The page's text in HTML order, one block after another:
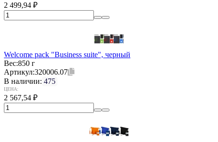
2 499,94 ₽
Welcome pack "Business suite", черный
Вес:850 г
Артикул:320006.07
В наличии: 475
ЦЕНА:
2 567,54 ₽